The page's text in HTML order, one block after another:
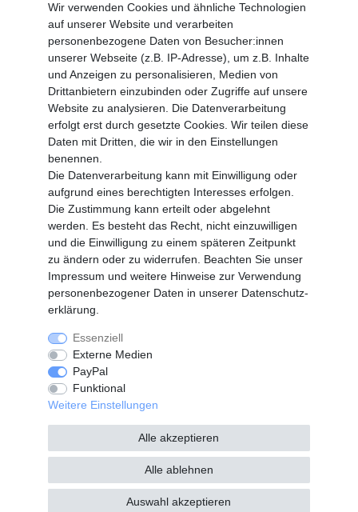
Battrerie Gesetz
Fragen und Antworten
Zahlungsarten
MEIN KONTO
Altgeräte Verordnung
Login
Registrieren
Vertrag widerrufen
SERVICE
Info Material als PDF
Versand
Rückrufe
Galerie
Widerrufs­recht
Impressum
AGB Kontakt
Wir verwenden Cookies und ähnliche Technologien
auf unserer Website und verarbeiten
personenbezogene Daten von Besucher:innen
unserer Webseite (z.B. IP-Adresse), um z.B. Inhalte
und Anzeigen zu personalisieren, Medien von
Drittanbietern einzubinden oder Zugriffe auf unsere
Website zu analysieren. Die Datenverarbeitung
erfolgt erst durch gesetzte Cookies. Wir teilen diese
Daten mit Dritten, die wir in den Einstellungen
benennen.
Die Datenverarbeitung kann mit Einwilligung oder
aufgrund eines berechtigten Interesses erfolgen.
Die Zustimmung kann erteilt oder abgelehnt
werden. Es besteht das Recht, nicht einzuwilligen
und die Einwilligung zu einem späteren Zeitpunkt
zu ändern oder zu widerrufen. Beachten Sie unser
Impressum und weitere Hinweise zur Verwendung
personenbezogener Daten in unserer Daten­schutz­
erklärung
Essenziell
Externe Medien
PayPal
Funktional
Weitere Einstellungen
Alle akzeptieren
Alle ablehnen
Auswahl akzeptieren